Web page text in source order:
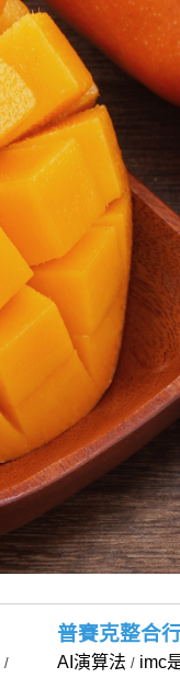
/
普賽克整合
AI演算法 / imc